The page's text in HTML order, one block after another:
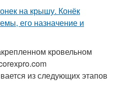
кровельном
из следующих этапов